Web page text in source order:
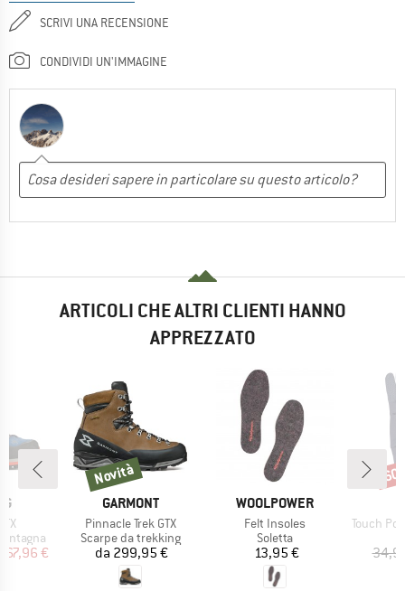
SCRIVI UNA RECENSIONE
CONDIVIDI UN'IMMAGINE
ARTICOLI CHE ALTRI CLIENTI HANNO
APPREZZATO
ridotto
€
MARCHIO
GARMONT
Articolo
Pinnacle Trek GTX
Gruppo di prodotti
Scarpe da trekking
Prezzo
da 299,95 €
Novità
Novità
MARCHIO
WOOLPOWER
Articolo
Felt Insoles
Gruppo di prodotti
Soletta
Prezzo
13,95 €
Articolo
Touch Point